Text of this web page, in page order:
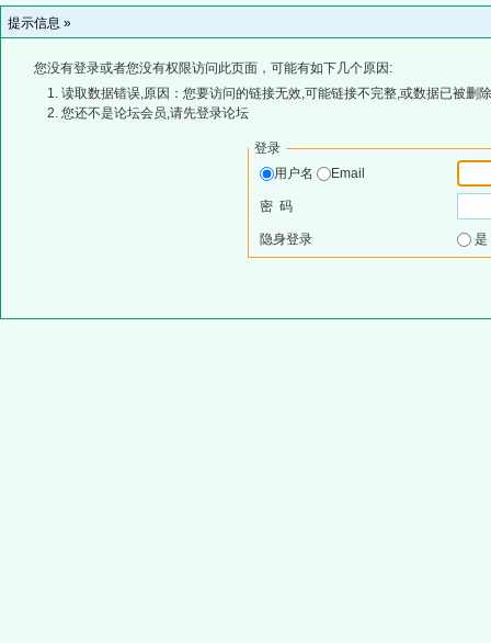
提示信息 »
您没有登录或者您没有权限访问此页面，可能有如下几个原因:
读取数据错误,原因：您要访问的链接无效,可能链接不完整,或数据已被删
您还不是论坛会员,请先登录论坛
登录
用户名
Email
密 码
隐身登录